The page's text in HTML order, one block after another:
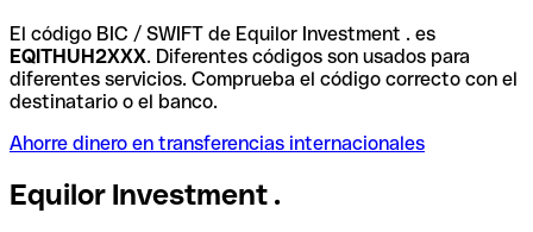
El código BIC / SWIFT de Equilor Investment . es
EQITHUH2XXX. Diferentes códigos son usados para
diferentes servicios. Comprueba el código correcto con el
destinatario o el banco.
Ahorre dinero en transferencias internacionales
Equilor Investment .